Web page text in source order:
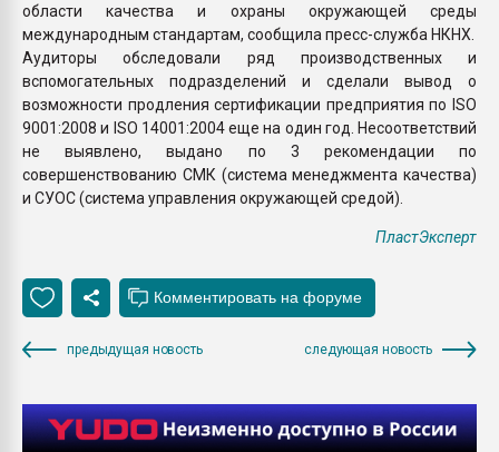
области качества и охраны окружающей среды
международным стандартам, сообщила пресс-служба НКНХ.
Аудиторы обследовали ряд производственных и
вспомогательных подразделений и сделали вывод о
возможности продления сертификации предприятия по ISO
9001:2008 и ISO 14001:2004 еще на один год. Несоответствий
не выявлено, выдано по 3 рекомендации по
совершенствованию СМК (система менеджмента качества)
и СУОС (система управления окружающей средой).
ПластЭксперт
предыдущая новость следующая новость